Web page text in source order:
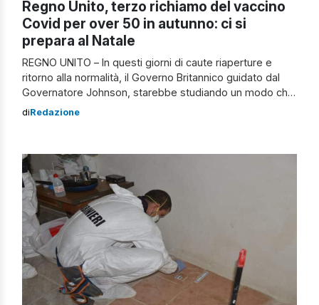
Regno Unito, terzo richiamo del vaccino
Covid per over 50 in autunno: ci si
prepara al Natale
REGNO UNITO – In questi giorni di caute riaperture e
ritorno alla normalità, il Governo Britannico guidato dal
Governatore Johnson, starebbe studiando un modo che
permetta a tutti gli over 50 residenti nel Regno Unito di
minaccia dell’infezione entro Natale. […]
diRedazione